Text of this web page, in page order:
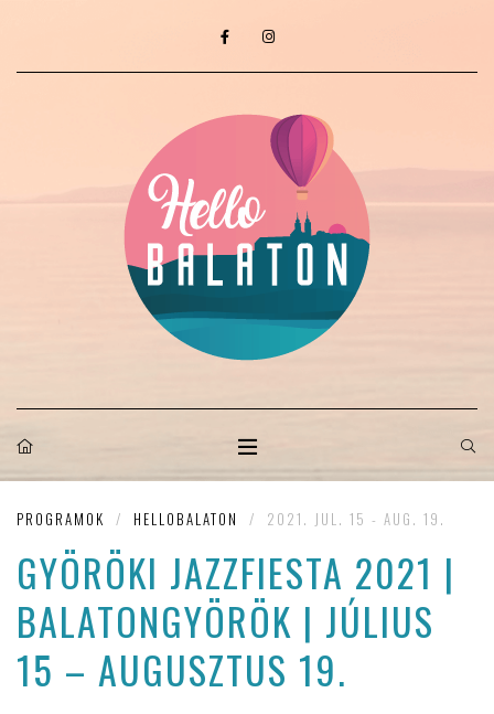
PROGRAMOK / HELLOBALATON / 2021. JUL. 15 - AUG. 19.
GYÖRÖKI JAZZFIESTA 2021 |
BALATONGYÖRÖK | JÚLIUS
15 – AUGUSZTUS 19.